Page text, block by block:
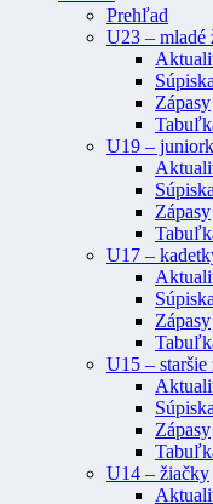
Prehľad
U23 – mladé
Súpiska
Zápasy
U19 –
Súpiska
Zápasy
U17 –
Súpiska
Zápasy
U15 – staršie
Súpiska
Zápasy
U14 – žiačky